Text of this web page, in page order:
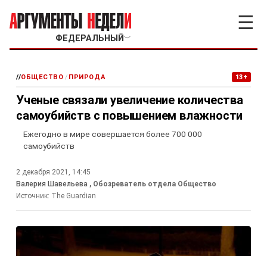
ФЕДЕРАЛЬНЫЙ ﹀
☰
//ОБЩЕСТВО / ПРИРОДА 13+
Ученые связали увеличение количества
самоубийств с повышением влажности
Ежегодно в мире совершается более 700 000
самоубийств
2 декабря 2021, 14:45
Валерия Шавельева , Обозреватель отдела Общество
Источник: The Guardian